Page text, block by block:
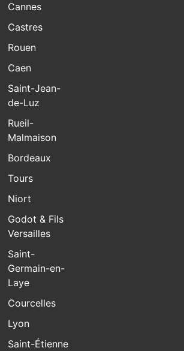
Cannes
Castres
Rouen
Caen
Saint-Jean-
de-Luz
Rueil-
Malmaison
Bordeaux
Tours
Niort
Godot & Fils
Versailles
Saint-
Germain-en-
Laye
Courcelles
Lyon
Saint-Étienne